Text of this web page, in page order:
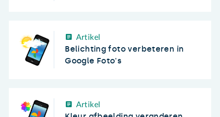
Artikel
Belichting foto verbeteren in
Google Foto's
Artikel